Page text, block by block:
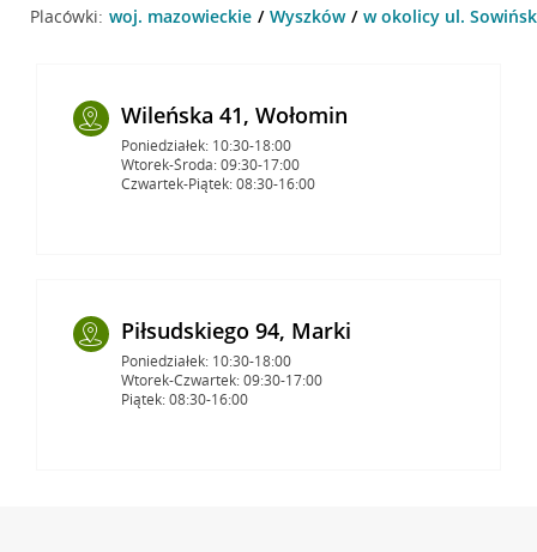
Placówki: woj. mazowieckie Wyszków w okolicy ul.
Wileńska 41, Wołomin
Poniedziałek: 10:30-18:00
Wtorek-Środa: 09:30-17:00
Czwartek-Piątek: 08:30-16:00
Piłsudskiego 94, Marki
Poniedziałek: 10:30-18:00
Wtorek-Czwartek: 09:30-17:00
Piątek: 08:30-16:00